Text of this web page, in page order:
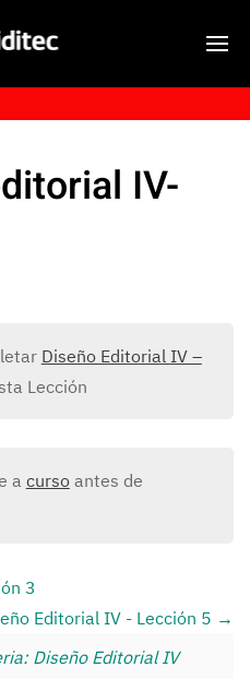
IV-
Diseño Editorial IV –
Lección
a cursoantes de
3
Editorial IV - Lección 5
Diseño Editorial IV